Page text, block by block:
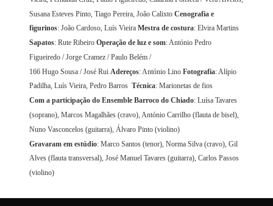
Susana Esteves Pinto, Tiago Pereira, João CalixtoCenografia e
figurinos: João Cardoso, Luís VieiraMestra de costura: Elvira Martins
Sapatos: Rute RibeiroOperação de luz e som: António Pedro
Figueiredo / Jorge Cramez / Paulo Belém /
166 Hugo Sousa / José Rui Adereços: António LinoFotografia: Alípio
Padilha, Luís Vieira, Pedro BarrosTécnica: Marionetas de fios
Com a participação do Ensemble Barroco do Chiado: Luísa Tavares
(soprano), Marcos Magalhães (cravo), António Carrilho (flauta de bisel),
Nuno Vasconcelos (guitarra), Álvaro Pinto (violino)
Gravaram em estúdio: Marco Santos (tenor), Norma Silva (cravo), Gil
Alves (flauta transversal), José Manuel Tavares (guitarra), Carlos Passos
(violino)